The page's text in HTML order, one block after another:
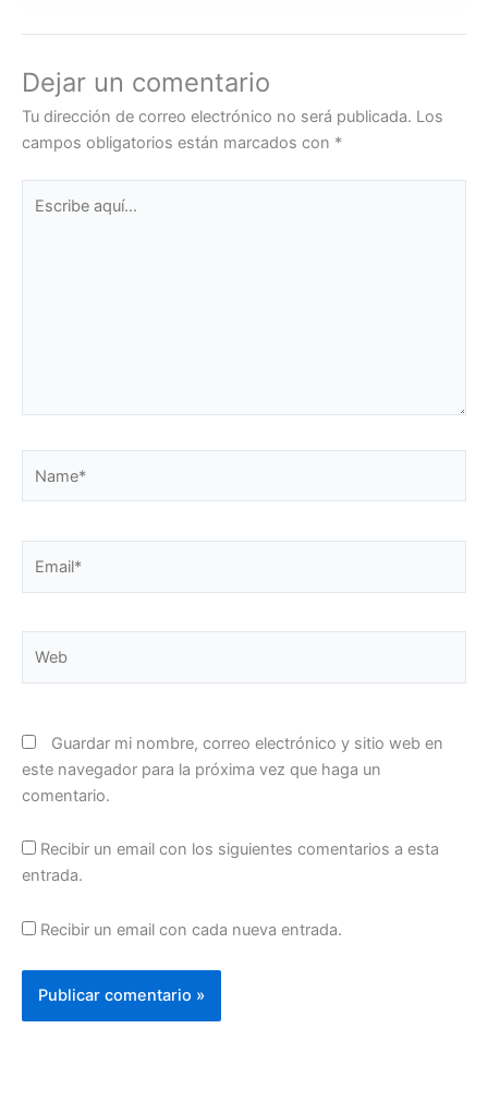
Dejar un comentario
Tu dirección de correo electrónico no será publicada. Los
campos obligatorios están marcados con *
aquí...
Guardar mi nombre, correo electrónico y sitio web en
este navegador para la próxima vez que haga un
comentario.
Recibir un email con los siguientes comentarios a esta
entrada.
Recibir un email con cada nueva entrada.